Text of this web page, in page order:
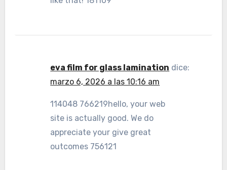
eva film for glass lamination dice:
marzo 6, 2026 a las 10:16 am
114048 766219hello, your web
site is actually good. We do
appreciate your give great
outcomes 756121